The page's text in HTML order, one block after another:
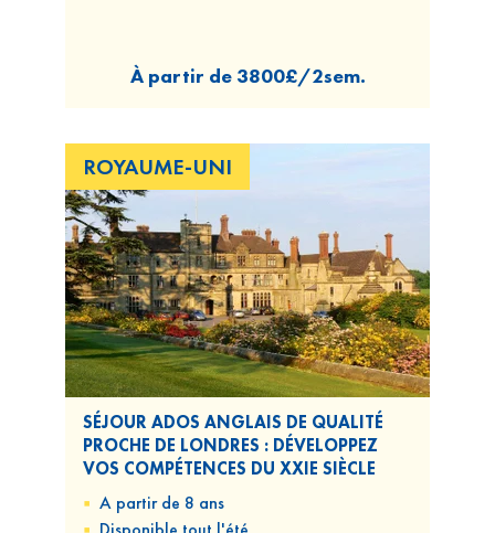
À partir de 3800£/2sem.
ROYAUME-UNI
SÉJOUR ADOS ANGLAIS DE QUALITÉ
PROCHE DE LONDRES : DÉVELOPPEZ
VOS COMPÉTENCES DU XXIE SIÈCLE
A partir de 8 ans